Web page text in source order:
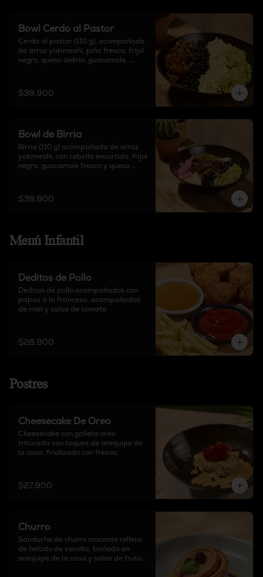
Bowl Cerdo al Pastor
Cerdo al pastor (110 g), acompañado
de arroz yakimeshi, piña fresca, frijol
negro, queso delirio, guacamole,
$39.900
Bowl de Birria
Birria (110 g) acompañada de arroz
yakimeshi, con cebolla encurtida, frijol
negro, guacamole fresco y queso
$39.900
Menú Infantil
Deditos de Pollo
Deditos de pollo acompañados con
papas a la francesa, acompañados
de miel y salsa de tomate.
$28.900
Postres
Cheesecake De Oreo
Cheesecake con galleta oreo
triturada con toques de arequipe de
la casa, finalizado con fresas.
$27.900
Churro
Sánduche de churro crocante relleno
de helado de vainilla, bañado en
arequipe de la casa y salsa de frutos